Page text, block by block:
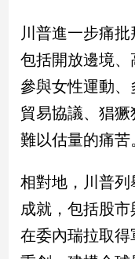
觀
兩
岸/
國
際
地
方
新
冠
川普進一步痛
包括開放邊境
參與女性運動
貿易協議、猖
難以估量的痛苦
相對地，川普
成就，包括股市
在委內瑞拉取